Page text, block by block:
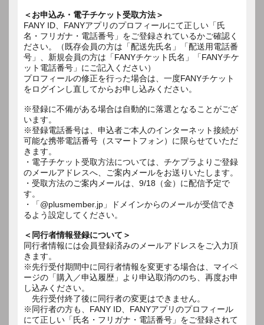
＜お申込み・電子チケット受取方法＞
FANY ID、FANYアプリのプロフィールにて正しい「氏
名・フリガナ・電話番号」をご登録されているかご確認く
ださい。（既存会員の方は「配送先氏名」「配送用電話番
号」、新規会員の方は「FANYチケット氏名」「FANYチケ
ット電話番号」にご記入ください）
プロフィールの修正を行った場合は、一度FANYチケット
をログインし直してからお申し込みください。
※登録に不備がある場合は自動的に落選となることがござ
います。
※登録電話番号は、申込者ご本人のインターネット接続が
可能な携帯電話番号（スマートフォン）に限らせていただ
きます。
・電子チケット受取方法については、チケプラよりご登録
のメールアドレスへ、ご案内メールをお送りいたします。
・受取方法のご案内メールは、9/18（金）に配信予定で
す。
・「@plusmember.jp」ドメインからのメールが受信でき
るよう設定してください。
＜同行者情報登録について＞
同行者情報には会員登録済みのメールアドレスをご入力頂
きます。
※先行受付期間中に同行者情報を変更する場合は、マイペ
ージの「購入／申込履歴」より申込取消ののち、再度お申
し込みください。
先行受付終了後に同行者の変更はできません。
※同行者の方も、FANY ID、FANYアプリのプロフィール
にて正しい「氏名・フリガナ・電話番号」をご登録されて